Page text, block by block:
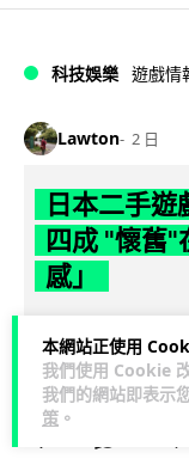
本網站正使用
我們使用 Cookie
我們的網站即表示
策 。
科技娛樂 遊戲情
Lawton 2 日
日本二手
四成 "懷舊"
感」
日本零售巨頭
99 間，但銷售額卻
收」奇蹟，... 閱讀